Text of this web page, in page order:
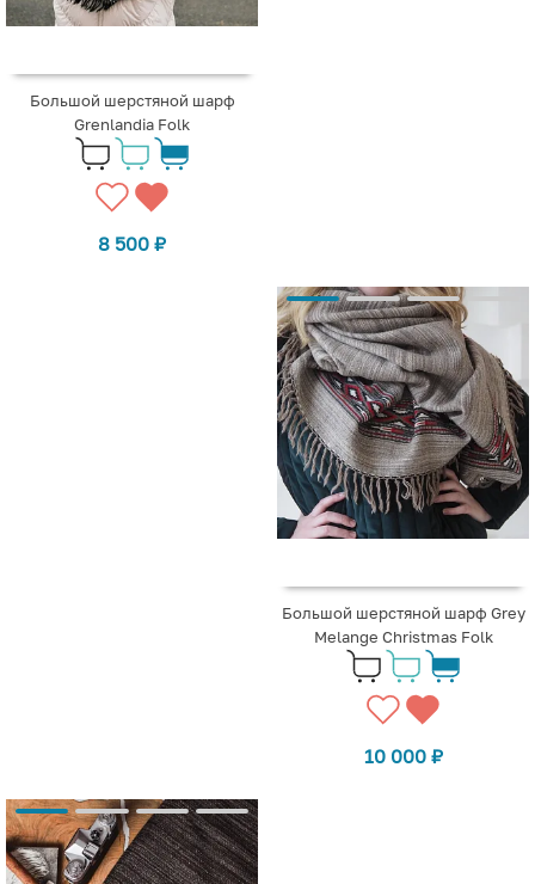
Большой шерстяной шарф
Grenlandia Folk
8 500 ₽
Большой шерстяной шарф Grey
Melange Christmas Folk
10 000 ₽